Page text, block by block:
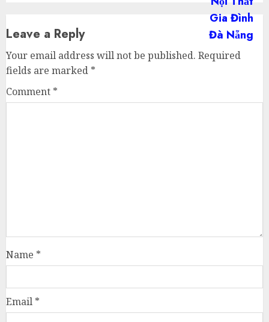
Leave a Reply
Your email address will not be published. Required
fields are marked *
Comment *
Name *
Email *